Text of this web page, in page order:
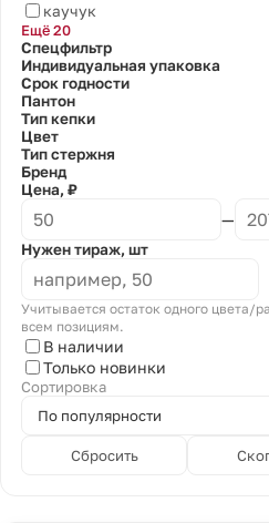
каучук
Ещё 20
Спецфильтр
Индивидуальная упаковка
Срок годности
Пантон
Тип кепки
Цвет
Тип стержня
Бренд
Цена, ₽
—
Нужен тираж, шт
Учитывается остаток одного цвета/
всем позициям.
В наличии
Только новинки
Сортировка
Сбросить